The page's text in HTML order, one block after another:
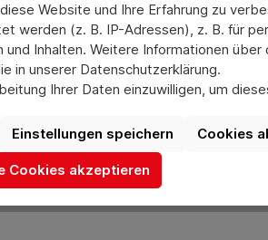
C, keine Veränderung
Kontaktformular oder unter
Website und Ihre Erfahrung zu
werden (z. B. IP-Adressen), z. B. für
Inhalten. Weitere Informationen über
in unserer Datenschutzerklärung.
Ihrer Daten einzuwilligen, um
möglicherweise nicht alle
verfügbar sind.
Mehr Informationen
Cookies
Einstellungen speichern
Cookies akzeptieren